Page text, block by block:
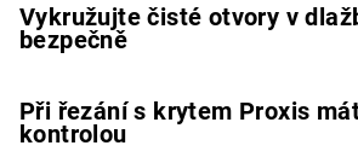
Vykružujte čisté otvory v
bezpečně
Při řezání s krytem Proxis
kontrolou